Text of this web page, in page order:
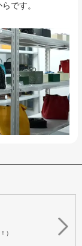
です。
）